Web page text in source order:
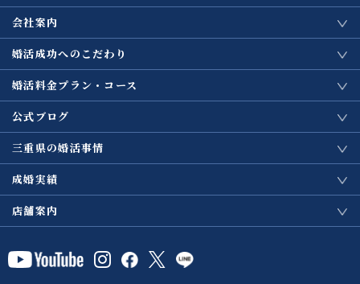
会社案内
婚活成功へのこだわり
婚活料金プラン・コース
公式ブログ
三重県の婚活事情
成婚実績
店舗案内